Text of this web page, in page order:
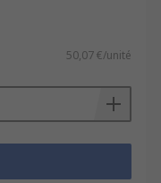
50,07 €/unité